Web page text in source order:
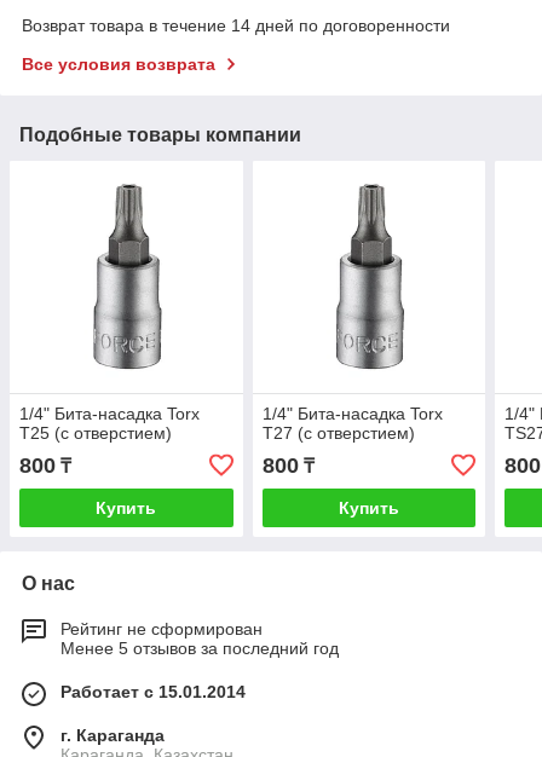
Возврат товара в течение 14 дней по договоренности
Все условия возврата
Подобные товары компании
1/4" Бита-насадка Torx
Т25 (с отверстием)
800 ₸
Купить
1/4" Бита-насадка Torx
Т27 (с отверстием)
800₸
Купить
1/4"
800
О нас
Рейтинг не сформирован
Менее 5 отзывов за последний год
Работает с 15.01.2014
г. Караганда